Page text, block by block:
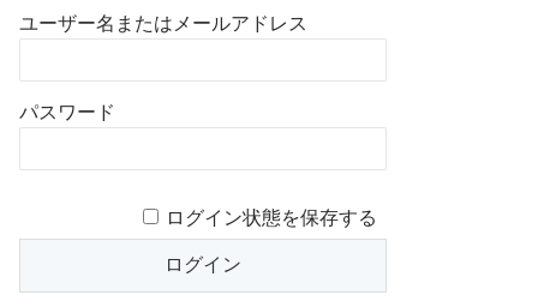
ユーザー名またはメールアドレス
パスワード
ログイン状態を保存する